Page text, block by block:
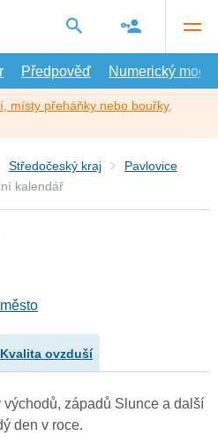
Předpověď Numerický model
místy přeháňky nebo bouřky,
Středočeský kraj
Pavlovice
kalendář
Kvalita ovzduší
západů Slunce a další
den v roce.